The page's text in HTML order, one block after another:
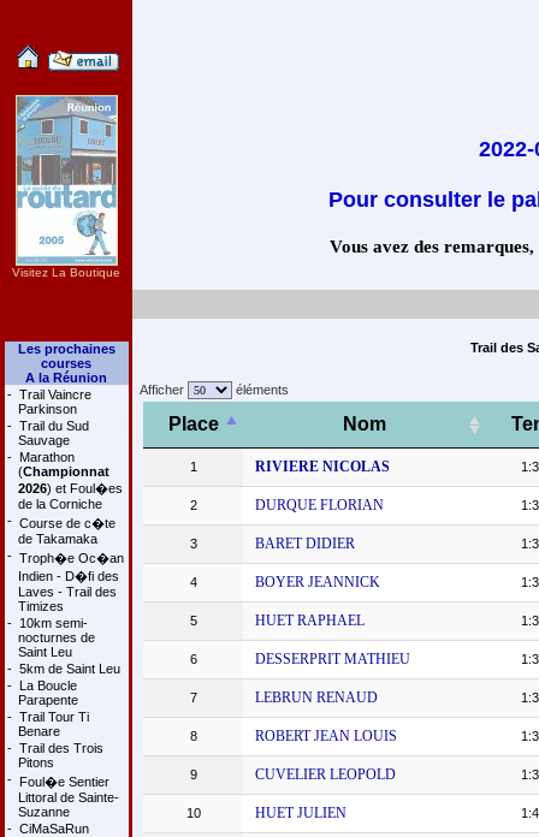
Visitez La Boutique
Les prochaines
courses
A la Réunion
- Trail Vaincre
Parkinson
- Trail du Sud
Sauvage
- Marathon
(Championnat
2026) et Foul�es
de la Corniche
- Course de c�te
de Takamaka
- Troph�e Oc�an
Indien - D�fi des
Laves - Trail des
Timizes
- 10km semi-
nocturnes de
Saint Leu
- 5km de Saint Leu
- La Boucle
Parapente
- Trail Tour Ti
Benare
- Trail des Trois
Pitons
- Foul�e Sentier
Littoral de Sainte-
Suzanne
- CiMaSaRun
Pour consulter le
Vous avez des
Trail des
Afficher éléments
Place Nom
1 RIVIERE NICOLAS
2 DURQUE FLORIAN
3 BARET DIDIER
4 BOYER JEANNICK
5 HUET RAPHAEL
6 DESSERPRIT MATHIEU
7 LEBRUN RENAUD
8 ROBERT JEAN LOUIS
9 CUVELIER LEOPOLD
10 HUET JULIEN